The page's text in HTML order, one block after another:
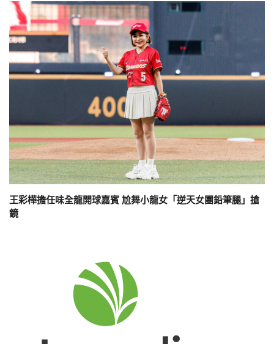
王彩樺擔任味全龍開球嘉賓 尬舞小龍女「逆天女團鉛筆腿」搶
鏡